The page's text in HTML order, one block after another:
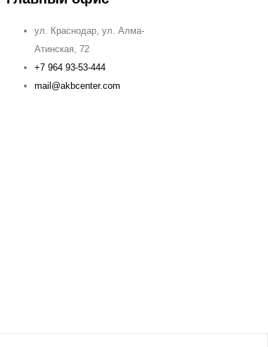
ул. Краснодар, ул. Алма-
Атинская, 72
+7 964 93-53-444
mail@akbcenter.com